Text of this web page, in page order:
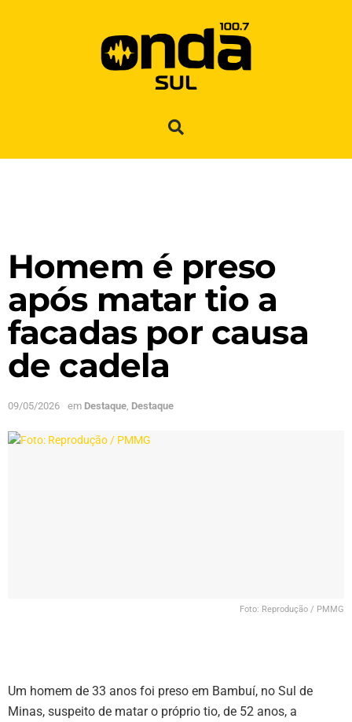
Homem é preso
após matar tio a
facadas por causa
de cadela
09/05/2026 em Destaque, Destaque
Foto: Reprodução / PMMG
Um homem de 33 anos foi preso em Bambuí, no Sul de
Minas, suspeito de matar o próprio tio, de 52 anos, a